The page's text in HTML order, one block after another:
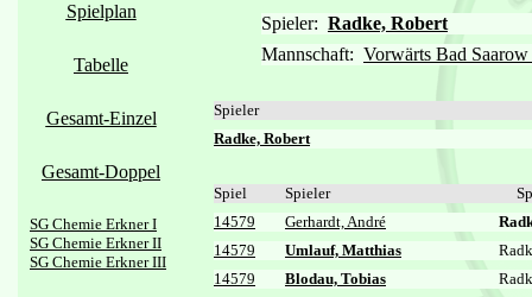
Spielplan
Tabelle
Gesamt-Einzel
Gesamt-Doppel
SG Chemie Erkner I
SG Chemie Erkner II
SG Chemie Erkner III
Spieler: Radke, Robert
Mannschaft: Vorwärts Bad
Spieler
Radke, Robert
Spiel Spieler
14579
Gerhardt, André
14579
Umlauf, Matthias
14579
Blodau, Tobias